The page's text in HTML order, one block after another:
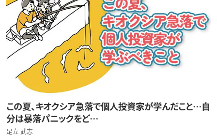
この夏、キオクシア急落で個人投資家が学んだこと…自
分は暴落パニックをど…
足立 武志